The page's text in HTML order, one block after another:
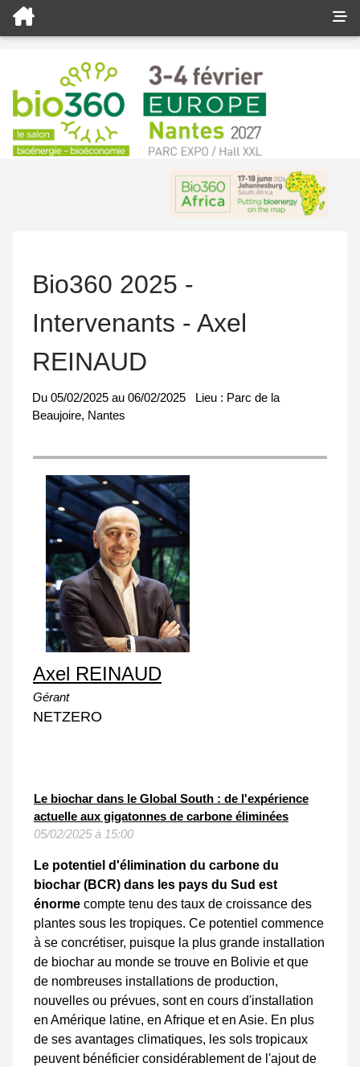
Bio360 2025 -
Intervenants - Axel
REINAUD
Du 05/02/2025 au 06/02/2025 Lieu : Parc de la
Beaujoire, Nantes
Axel REINAUD
Gérant
NETZERO
Le biochar dans le Global South : de l'expérience
actuelle aux gigatonnes de carbone éliminées
05/02/2025 à 15:00
Le potentiel d'élimination du carbone du
biochar (BCR) dans les pays du Sud est
énorme compte tenu des taux de croissance des
plantes sous les tropiques. Ce potentiel commence
à se concrétiser, puisque la plus grande installation
de biochar au monde se trouve en Bolivie et que
de nombreuses installations de production,
nouvelles ou prévues, sont en cours d'installation
en Amérique latine, en Afrique et en Asie. En plus
de ses avantages climatiques, les sols tropicaux
peuvent bénéficier considérablement de l'ajout de